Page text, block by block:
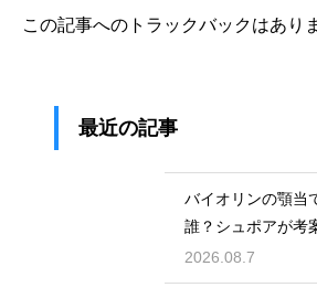
この記事へのトラックバックはあり
最近の記事
バイオリンの顎当
誰？シュポアが考
絶技巧との背景
2026.08.7